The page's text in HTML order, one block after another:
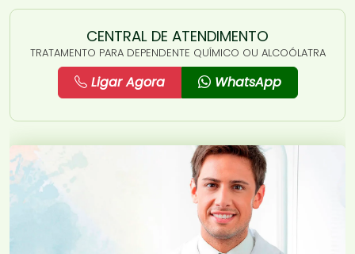
CENTRAL DE ATENDIMENTO
TRATAMENTO PARA DEPENDENTE QUÍMICO OU ALCOÓLATRA
Ligar Agora WhatsApp